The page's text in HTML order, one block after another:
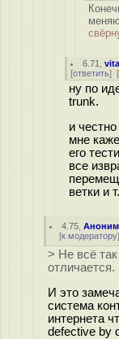
6.71 ,
[ответить] [
ну по
trunk.
и
мне
его
все
ветки и
4.75 ,Аноним
[к модератору]
> Не всё
отличается.
И это
система
интернета
defective by